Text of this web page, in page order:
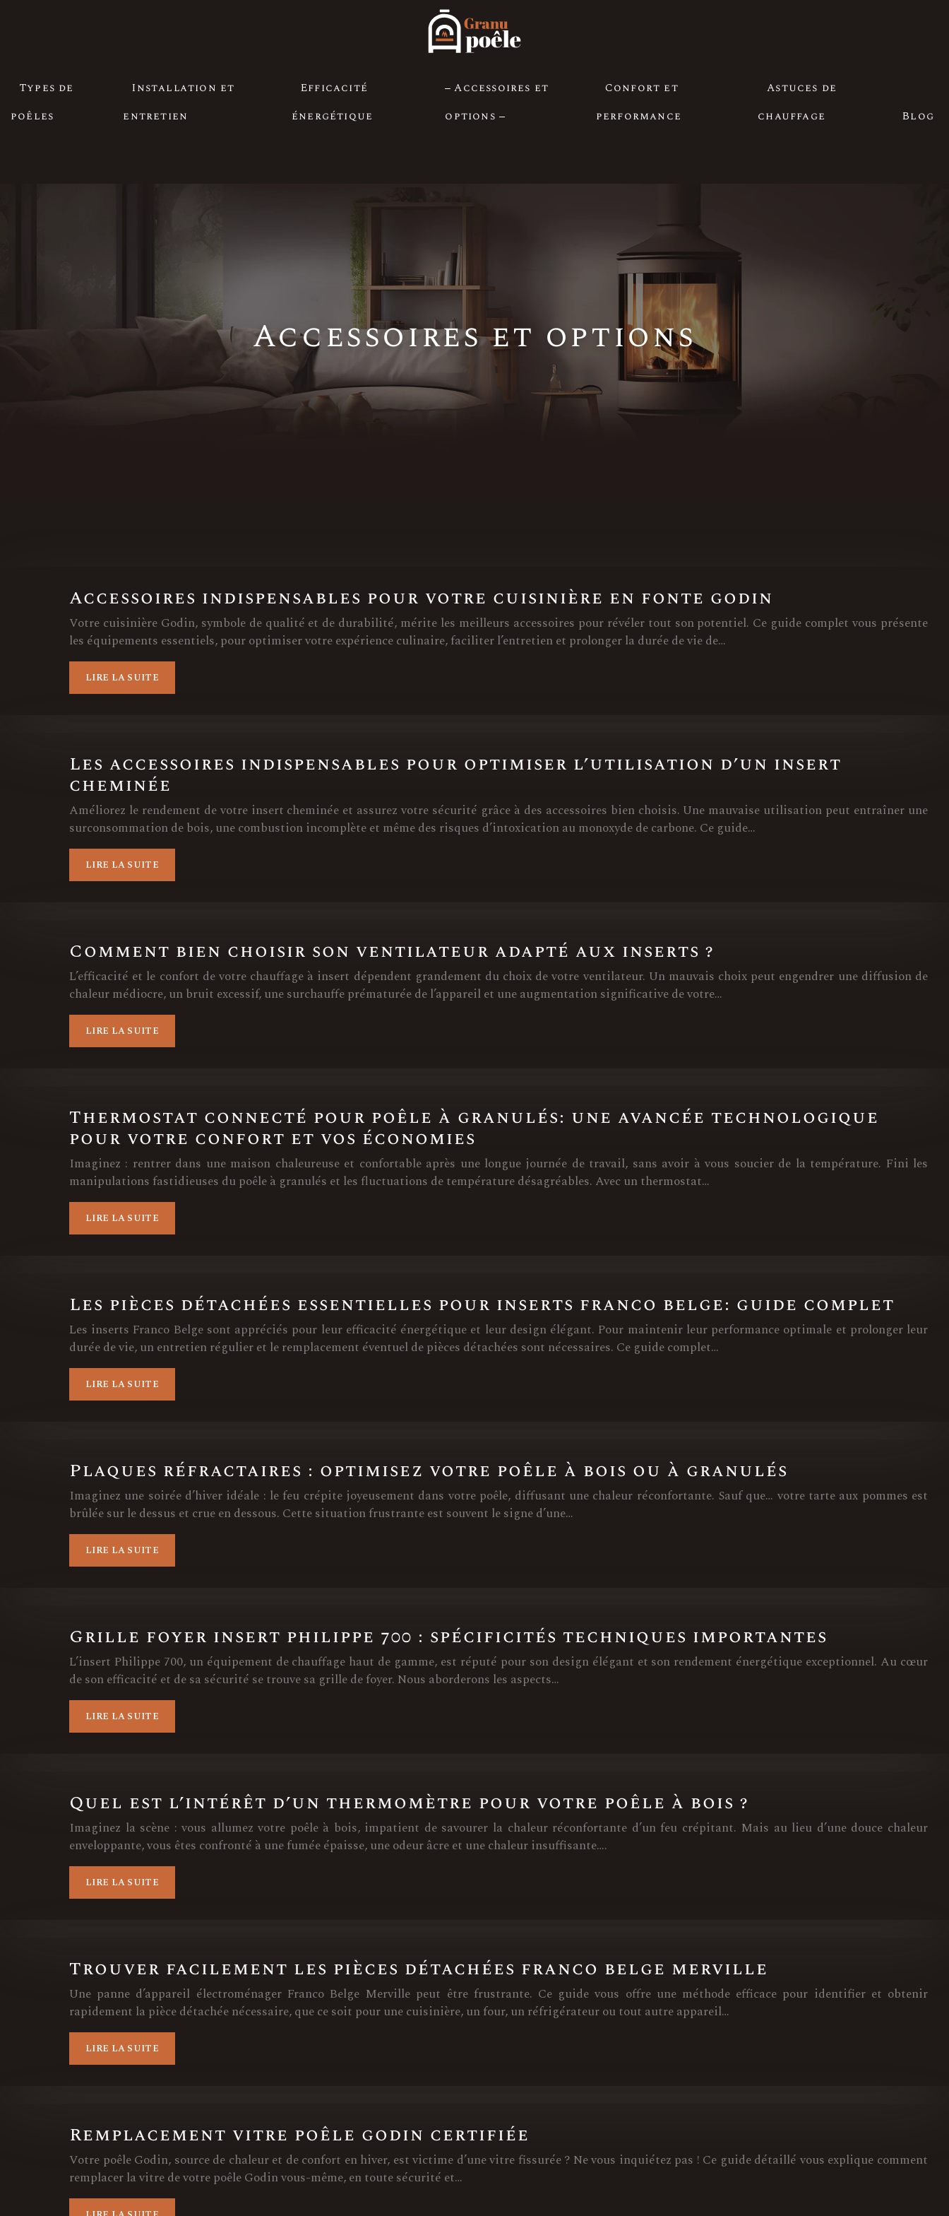
Types de
poêles
Installation et
entretien
Efficacité
énergétique
Accessoires et
options
Confort et
performance
Astuces de
chauffage
Blog
Accessoires et options
Accessoires indispensables pour votre cuisinière en fonte godin
Votre cuisinière Godin, symbole de qualité et de durabilité, mérite les meilleurs accessoires pour révéler tout son potentiel. Ce guide complet vous présente
les équipements essentiels, pour optimiser votre expérience culinaire, faciliter l’entretien et prolonger la durée de vie de…
LIRE LA SUITE
Les accessoires indispensables pour optimiser l’utilisation d’un insert
cheminée
Améliorez le rendement de votre insert cheminée et assurez votre sécurité grâce à des accessoires bien choisis. Une mauvaise utilisation peut entraîner une
surconsommation de bois, une combustion incomplète et même des risques d’intoxication au monoxyde de carbone. Ce guide…
LIRE LA SUITE
Comment bien choisir son ventilateur adapté aux inserts ?
L’efficacité et le confort de votre chauffage à insert dépendent grandement du choix de votre ventilateur. Un mauvais choix peut engendrer une diffusion de
chaleur médiocre, un bruit excessif, une surchauffe prématurée de l’appareil et une augmentation significative de votre…
LIRE LA SUITE
Thermostat connecté pour poêle à granulés: une avancée technologique
pour votre confort et vos économies
Imaginez : rentrer dans une maison chaleureuse et confortable après une longue journée de travail, sans avoir à vous soucier de la température. Fini les
manipulations fastidieuses du poêle à granulés et les fluctuations de température désagréables. Avec un thermostat…
LIRE LA SUITE
Les pièces détachées essentielles pour inserts franco belge: guide complet
Les inserts Franco Belge sont appréciés pour leur efficacité énergétique et leur design élégant. Pour maintenir leur performance optimale et prolonger leur
durée de vie, un entretien régulier et le remplacement éventuel de pièces détachées sont nécessaires. Ce guide complet…
LIRE LA SUITE
Plaques réfractaires : optimisez votre poêle à bois ou à granulés
Imaginez une soirée d’hiver idéale : le feu crépite joyeusement dans votre poêle, diffusant une chaleur réconfortante. Sauf que… votre tarte aux pommes est
brûlée sur le dessus et crue en dessous. Cette situation frustrante est souvent le signe d’une…
LIRE LA SUITE
Grille foyer insert philippe 700 : spécificités techniques importantes
L’insert Philippe 700, un équipement de chauffage haut de gamme, est réputé pour son design élégant et son rendement énergétique exceptionnel. Au cœur
de son efficacité et de sa sécurité se trouve sa grille de foyer. Nous aborderons les aspects…
LIRE LA SUITE
Quel est l’intérêt d’un thermomètre pour votre poêle à bois ?
Imaginez la scène : vous allumez votre poêle à bois, impatient de savourer la chaleur réconfortante d’un feu crépitant. Mais au lieu d’une douce chaleur
enveloppante, vous êtes confronté à une fumée épaisse, une odeur âcre et une chaleur insuffisante….
LIRE LA SUITE
Trouver facilement les pièces détachées franco belge merville
Une panne d’appareil électroménager Franco Belge Merville peut être frustrante. Ce guide vous offre une méthode efficace pour identifier et obtenir
rapidement la pièce détachée nécessaire, que ce soit pour une cuisinière, un four, un réfrigérateur ou tout autre appareil…
LIRE LA SUITE
Remplacement vitre poêle godin certifiée
Votre poêle Godin, source de chaleur et de confort en hiver, est victime d’une vitre fissurée ? Ne vous inquiétez pas ! Ce guide détaillé vous explique comment
remplacer la vitre de votre poêle Godin vous-même, en toute sécurité et…